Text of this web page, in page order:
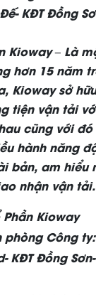
KĐT Đồng
Kioway – Là
hơn 15 năm
Kioway sở
tiện vận tải
cũng với
hành năng
bản, am hiểu
nhận vận tải.
Kioway
Công ty:
KĐT Đồng